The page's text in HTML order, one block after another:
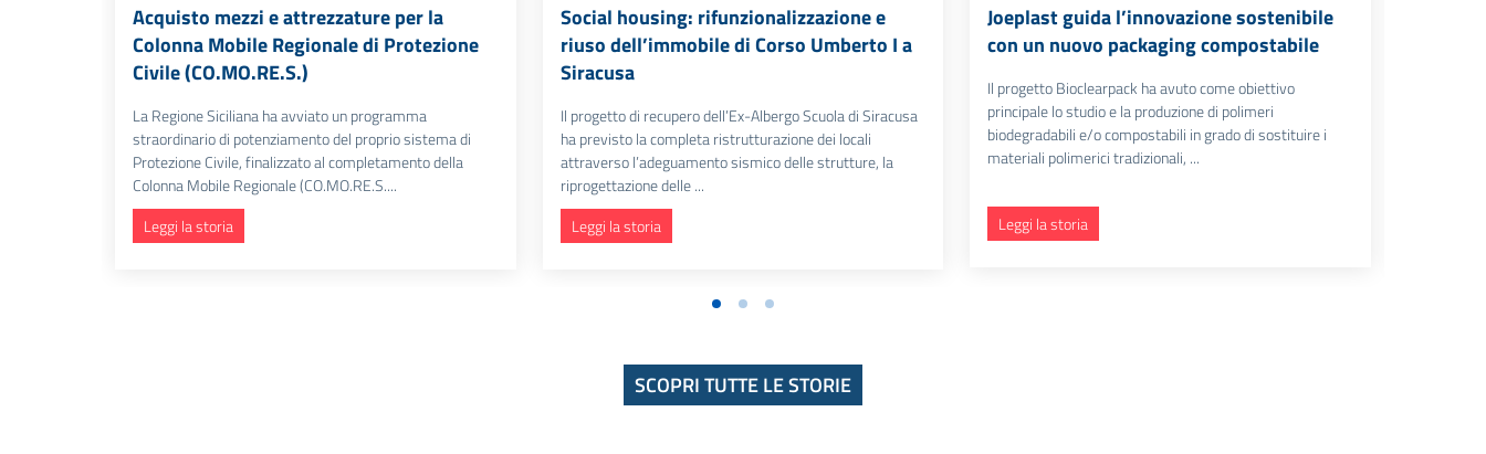
Acquisto mezzi e attrezzature per la
Colonna Mobile Regionale di Protezione
Civile (CO.MO.RE.S.)
La Regione Siciliana ha avviato un programma
straordinario di potenziamento del proprio sistema di
Protezione Civile, finalizzato al completamento della
Colonna Mobile Regionale (CO.MO.RE.S....
Leggi la storia
Social housing: rifunzionalizzazione e
riuso dell’immobile di Corso Umberto I a
Siracusa
Il progetto di recupero dell’Ex-Albergo Scuola di Siracusa
ha previsto la completa ristrutturazione dei locali
attraverso l’adeguamento sismico delle strutture, la
riprogettazione delle ...
Leggi la storia
Joeplast guida l’innovazione sostenibile
con un nuovo packaging compostabile
Il progetto Bioclearpack ha avuto come obiettivo
principale lo studio e la produzione di polimeri
biodegradabili e/o compostabili in grado di sostituire i
materiali polimerici tradizionali, ...
Leggi la storia
SCOPRI TUTTE LE STORIE